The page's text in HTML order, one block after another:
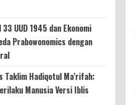
UUD 1945 dan Ekonomi
Prabowonomics dengan
Taklim Hadiqotul Ma’rifah:
Manusia Versi Iblis